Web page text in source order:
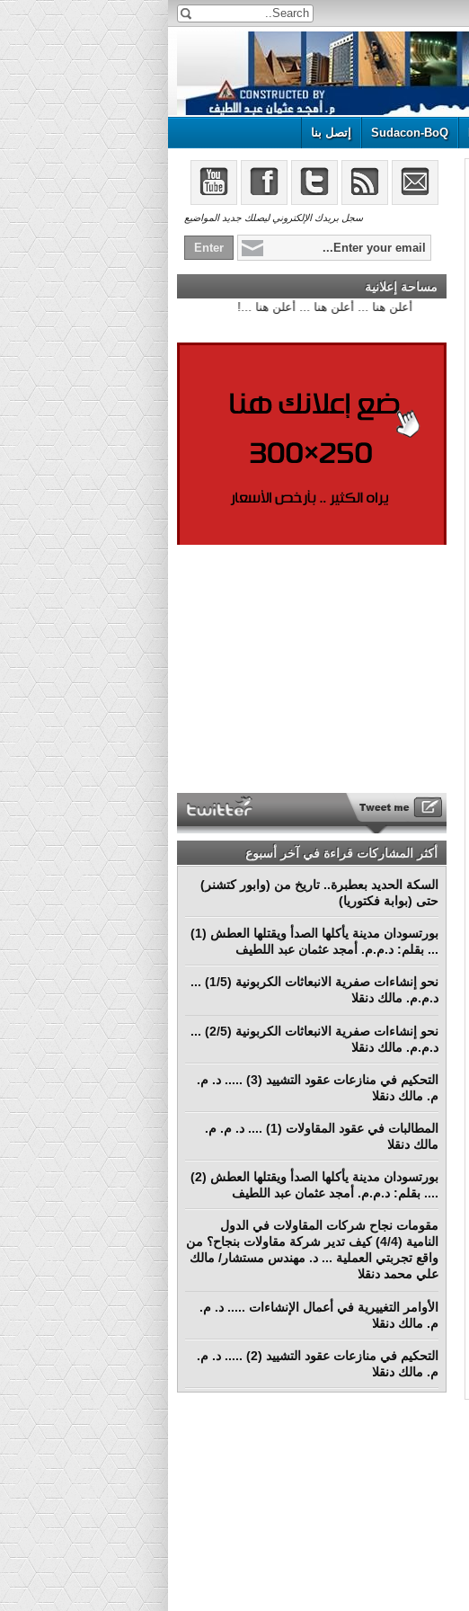
Sudacon-BoQ إتصل بنا
سجل بريدك الإلكتروني ليصلك جديد المواضيع
مساحة إعلانية
أعلن هنا ... أعلن هنا ... أعلن هنا ...!
أكثر المشاركات قراءة في آخر أسبوع
السكة الحديد بعطبرة.. تاريخ من (وابور كتشنر)
حتى (بوابة فكتوريا)
بورتسودان مدينة يأكلها الصدأ ويقتلها العطش (1)
... بقلم: د.م.م. أمجد عثمان عبد اللطيف
نحو إنشاءات صفرية الانبعاثات الكربونية (1/5) ...
د.م.م. مالك دنقلا
نحو إنشاءات صفرية الانبعاثات الكربونية (2/5) ...
د.م.م. مالك دنقلا
التحكيم في منازعات عقود التشييد (3) ..... د. م.
م. مالك دنقلا
المطالبات في عقود المقاولات (1) .... د. م. م.
مالك دنقلا
بورتسودان مدينة يأكلها الصدأ ويقتلها العطش (2)
.... بقلم: د.م.م. أمجد عثمان عبد اللطيف
مقومات نجاح شركات المقاولات في الدول
النامية (4/4) كيف تدير شركة مقاولات بنجاح؟ من
واقع تجربتي العملية ... د. مهندس مستشار/ مالك
علي محمد دنقلا
الأوامر التغييرية في أعمال الإنشاءات ..... د. م.
م. مالك دنقلا
التحكيم في منازعات عقود التشييد (2) ..... د. م.
م. مالك دنقلا